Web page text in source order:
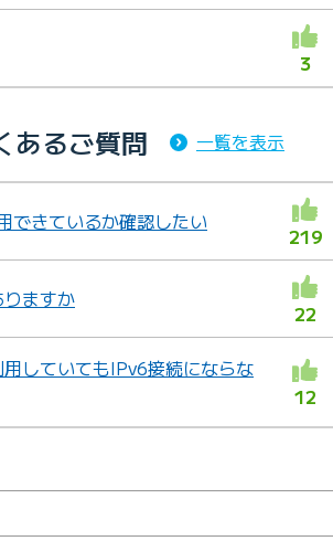
3
あるご質問 一覧を表示
きているか確認したい
219
ますか
22
していてもIPv6接続にならな
12